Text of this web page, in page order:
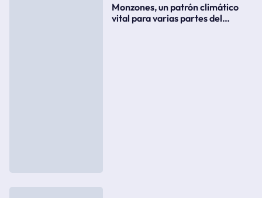
Monzones, un patrón climático
vital para varias partes del